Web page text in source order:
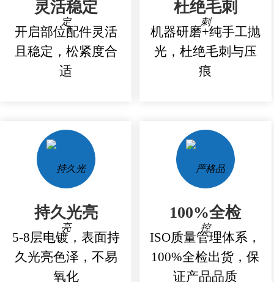
灵活稳定
开启部位配件灵活
且稳定，松紧度合
适
杜绝毛刺
机器研磨+纯手工抛
光，杜绝毛刺与压
痕
持久光亮
5-8层电镀，表面持
久光亮色泽，不易
氧化
100%全检
ISO质量管理体系，
100%全检出货，保
证产品品质